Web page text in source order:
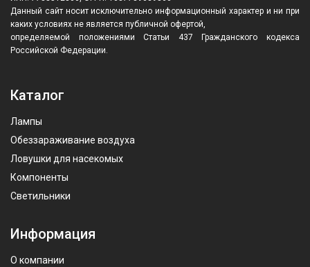
Данный сайт носит исключительно информационный характер и ни при
каких условиях не является публичной офертой,
определяемой положениями Статьи 437 Гражданского кодекса
Российской Федерации.
Каталог
Лампы
Обеззараживание воздуха
Ловушки для насекомых
Компоненты
Светильники
Информация
О компании